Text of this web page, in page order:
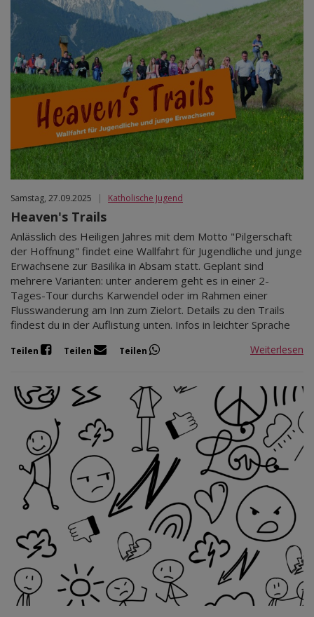
Samstag, 27.09.2025 | Katholische Jugend
Heaven's Trails
Anlässlich des Heiligen Jahres mit dem Motto "Pilgerschaft
der Hoffnung" findet eine Wallfahrt für Jugendliche und junge
Erwachsene zur Basilika in Absam statt. Geplant sind
mehrere Varianten: unter anderem geht es in einer 2-
Tages-Tour durchs Karwendel oder im Rahmen einer
Flusswanderung am Inn zum Zielort. Details zu den Trails
findest du in der Auflistung unten. Infos in leichter Sprache
Teilen Teilen Teilen Weiterlesen